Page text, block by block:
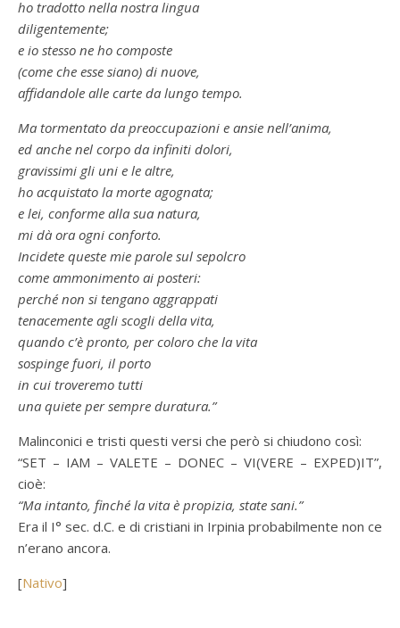
ho tradotto nella nostra lingua
diligentemente;
e io stesso ne ho composte
(come che esse siano) di nuove,
affidandole alle carte da lungo tempo.
Ma tormentato da preoccupazioni e ansie nell’anima,
ed anche nel corpo da infiniti dolori,
gravissimi gli uni e le altre,
ho acquistato la morte agognata;
e lei, conforme alla sua natura,
mi dà ora ogni conforto.
Incidete queste mie parole sul sepolcro
come ammonimento ai posteri:
perché non si tengano aggrappati
tenacemente agli scogli della vita,
quando c’è pronto, per coloro che la vita
sospinge fuori, il porto
in cui troveremo tutti
una quiete per sempre duratura.”
Malinconici e tristi questi versi che però si chiudono così:
“SET – IAM – VALETE – DONEC – VI(VERE – EXPED)IT”,
cioè:
“Ma intanto, finché la vita è propizia, state sani.”
Era il I° sec. d.C. e di cristiani in Irpinia probabilmente non ce
n’erano ancora.
[Nativo]